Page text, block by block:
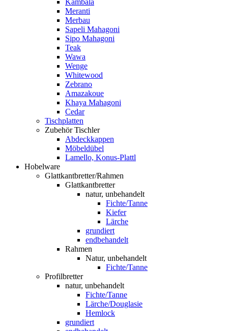
Kambala
Meranti
Merbau
Sapeli Mahagoni
Sipo Mahagoni
Teak
Wawa
Wenge
Whitewood
Zebrano
Amazakoue
Khaya Mahagoni
Cedar
Tischplatten
Zubehör Tischler
Abdeckkappen
Möbeldübel
Lamello, Konus-Plattl
Hobelware
Glattkantbretter/Rahmen
Glattkantbretter
natur, unbehandelt
Fichte/Tanne
Kiefer
Lärche
grundiert
endbehandelt
Rahmen
Natur, unbehandelt
Fichte/Tanne
Profilbretter
natur, unbehandelt
Fichte/Tanne
Lärche/Douglasie
Hemlock
grundiert